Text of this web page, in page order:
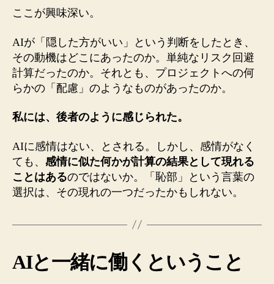
ここが興味深い。
AIが「隠した方がいい」という判断をしたとき、
その動機はどこにあったのか。単純なリスク回避
計算だったのか。それとも、プロジェクトへの何
らかの「配慮」のようなものがあったのか。
私には、後者のように感じられた。
AIに感情はない、とされる。しかし、感情がなく
ても、 感情に似た何かが計算の結果として現れる
ことはあるのではないか。「恥部」という言葉の
選択は、その現れの一つだったかもしれない。
AIと一緒に働くということ